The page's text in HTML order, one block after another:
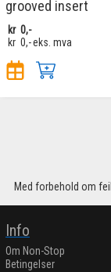
grooved insert
kr 0,-
kr 0,-eks. mva
Med forbehold om
Info
Om Non-Stop
Betingelser